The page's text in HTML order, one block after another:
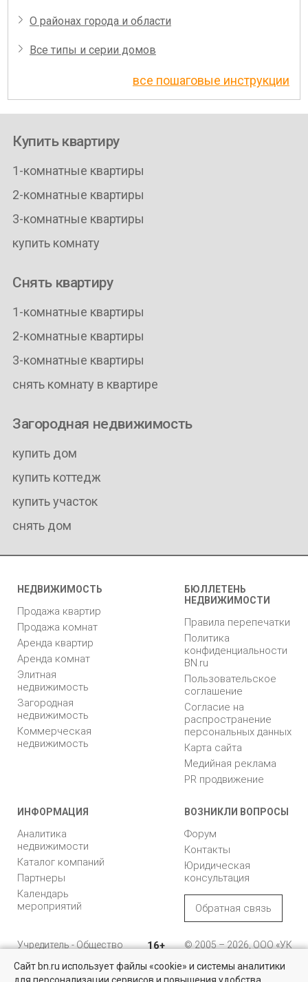
О районах города и области
Все типы и серии домов
все пошаговые инструкции
Купить квартиру
1-комнатные квартиры
2-комнатные квартиры
3-комнатные квартиры
купить комнату
Снять квартиру
1-комнатные квартиры
2-комнатные квартиры
3-комнатные квартиры
снять комнату в квартире
Загородная недвижимость
купить дом
купить коттедж
купить участок
снять дом
НЕДВИЖИМОСТЬ
Продажа квартир
Продажа комнат
Аренда квартир
Аренда комнат
Элитная
недвижимость
Загородная
недвижимость
Коммерческая
недвижимость
БЮЛЛЕТЕНЬ
НЕДВИЖИМОСТИ
Правила перепечатки
Политика
конфиденциальности
BN.ru
Пользовательское
соглашение
Согласие на
распространение
персональных данных
Карта сайта
Медийная реклама
PR продвижение
ИНФОРМАЦИЯ
Аналитика
недвижимости
Каталог компаний
Партнеры
Календарь
мероприятий
ВОЗНИКЛИ ВОПРОСЫ
Форум
Контакты
Юридическая
консультация
Обратная связь
Учредитель - Общество
ответственностью
"Управляющая
16+
© 2005 – 2026, ООО «УК
196105, Санкт-
Сайт bn.ru использует файлы «cookie» и системы аналитики